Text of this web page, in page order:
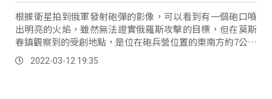
根據衛星拍到俄軍發射砲彈的影像，可以看到有一個砲口噴
出明亮的火焰，雖然無法證實俄羅斯攻擊的目標，但在莫斯
春鎮觀察到的受創地點，是位在砲兵營位置的東南方約7公里
處，另外，還有一張照片拍到同樣位在基輔市西...。
2022-03-12 19:35